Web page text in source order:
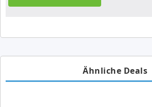
Ähnliche Deals